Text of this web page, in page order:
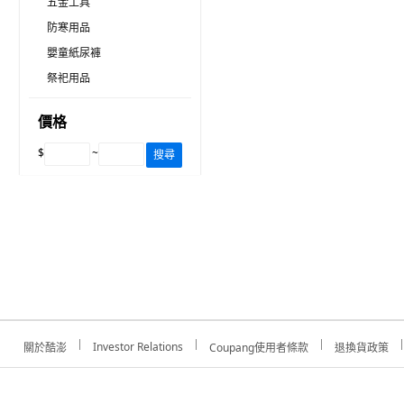
防寒用品
嬰童紙尿褲
祭祀用品
價格
$ ~ 搜尋
關於酷澎 Investor Relations Coupang使用者條款 退換貨政策